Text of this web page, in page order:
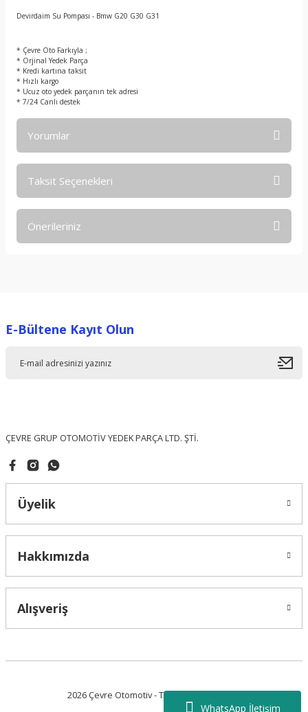
WhatsApp İletişim
Devirdaim Su Pompası - Bmw G20 G30 G31
* Çevre Oto Farkıyla ;
* Orjinal Yedek Parça
* Kredi kartına taksit
* Hızlı kargo
* Ucuz oto yedek parçanın tek adresi
* 7/24 Canlı destek
Yorumlar
Taksit Seçenekleri
Önerileriniz
Ürün resmi kalitesiz, bozuk veya görüntülenemiyor.
E-Bültene Kayıt Olun
ÇEVRE GRUP OTOMOTİV YEDEK PARÇA LTD. ŞTİ.
Üyelik
Hakkımızda
Alışveriş
2026 Çevre Otomotiv - Tüm Hakları Saklıdır.